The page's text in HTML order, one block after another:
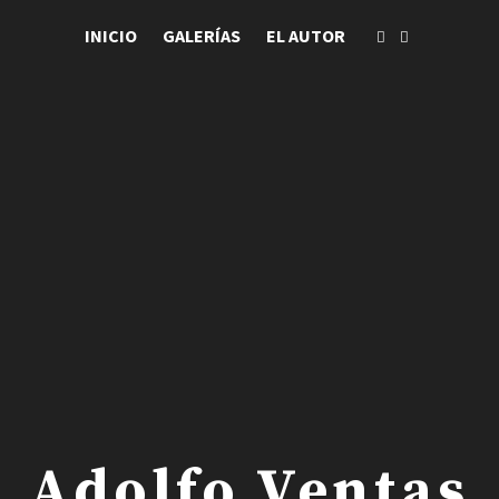
INICIO GALERÍAS EL AUTOR